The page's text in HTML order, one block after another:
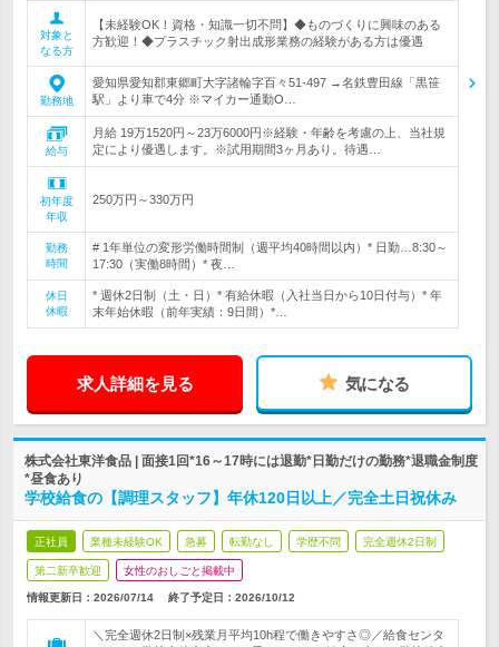
対象と
なる方
【未経験OK！資格・知識一切不問】◆ものづくりに興味のある
方歓迎！◆プラスチック射出成形業務の経験がある方は優遇
勤務地
愛知県愛知郡東郷町大字諸輪字百々51-497 →名鉄豊田線「黒笹
駅」より車で4分 ※マイカー通勤O…
給与
月給 19万1520円～23万6000円※経験・年齢を考慮の上、当社規
定により優遇します。※試用期間3ヶ月あり。待遇…
初年度
年収
250万円～330万円
勤務
時間
# 1年単位の変形労働時間制（週平均40時間以内）* 日勤…8:30～
17:30（実働8時間）* 夜…
休日
休暇
* 週休2日制（土・日）* 有給休暇（入社当日から10日付与）* 年
末年始休暇（前年実績：9日間）*…
求人詳細を見る 気になる
株式会社東洋食品 | 面接1回*16～17時には退勤*日勤だけの勤務*退職金制度
*昼食あり
学校給食の【調理スタッフ】年休120日以上／完全土日祝休み
正社員 業種未経験OK 急募 転勤なし 学歴不問 完全週休2日制
第二新卒歓迎 女性のおしごと掲載中
情報更新日：2026/07/14 終了予定日： 2026/10/12
＼完全週休2日制×残業月平均10h程で働きやすさ◎／給食センタ